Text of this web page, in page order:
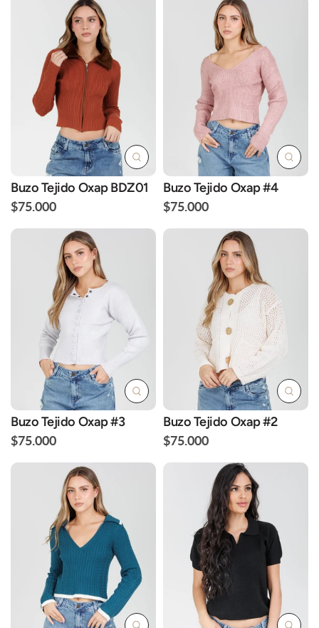
Buzo Tejido Oxap BDZ01
$75.000
Buzo Tejido Oxap #4
$75.000
Buzo Tejido Oxap #3
$75.000
Buzo Tejido Oxap #2
$75.000